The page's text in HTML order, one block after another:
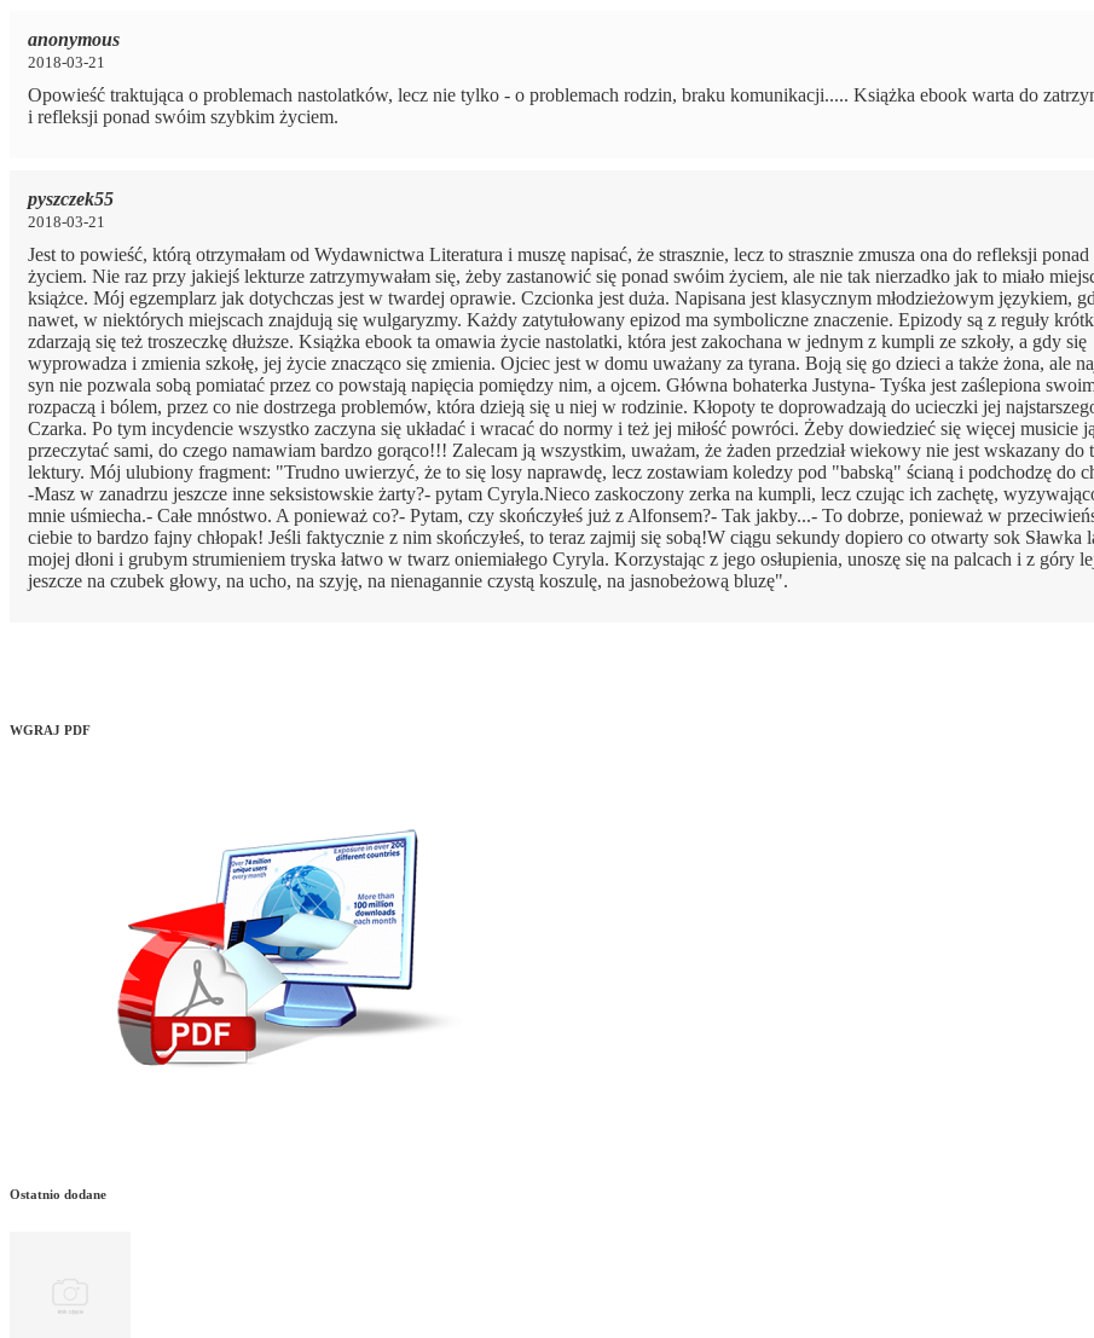
anonymous
2018-03-21
Opowieść traktująca o problemach nastolatków, lecz nie tylko - o problemach rodzin, braku komunikacji..... Książka ebook warta do
i refleksji ponad swóim szybkim życiem.
pyszczek55
2018-03-21
Jest to powieść, którą otrzymałam od Wydawnictwa Literatura i muszę napisać, że strasznie, lecz to strasznie zmusza ona do refleksji
życiem. Nie raz przy jakiejś lekturze zatrzymywałam się, żeby zastanowić się ponad swóim życiem, ale nie tak nierzadko jak to miało
książce. Mój egzemplarz jak dotychczas jest w twardej oprawie. Czcionka jest duża. Napisana jest klasycznym młodzieżowym językiem,
nawet, w niektórych miejscach znajdują się wulgaryzmy. Każdy zatytułowany epizod ma symboliczne znaczenie. Epizody są z reguły
zdarzają się też troszeczkę dłuższe. Książka ebook ta omawia życie nastolatki, która jest zakochana w jednym z kumpli ze szkoły, a gdy się
wyprowadza i zmienia szkołę, jej życie znacząco się zmienia. Ojciec jest w domu uważany za tyrana. Boją się go dzieci a także żona, ale
syn nie pozwala sobą pomiatać przez co powstają napięcia pomiędzy nim, a ojcem. Główna bohaterka Justyna- Tyśka jest zaślepiona
rozpaczą i bólem, przez co nie dostrzega problemów, która dzieją się u niej w rodzinie. Kłopoty te doprowadzają do ucieczki jej
Czarka. Po tym incydencie wszystko zaczyna się układać i wracać do normy i też jej miłość powróci. Żeby dowiedzieć się więcej musicie
przeczytać sami, do czego namawiam bardzo gorąco!!! Zalecam ją wszystkim, uważam, że żaden przedział wiekowy nie jest wskazany do
lektury. Mój ulubiony fragment: "Trudno uwierzyć, że to się losy naprawdę, lecz zostawiam koledzy pod "babską" ścianą i podchodzę do
-Masz w zanadrzu jeszcze inne seksistowskie żarty?- pytam Cyryla.Nieco zaskoczony zerka na kumpli, lecz czując ich zachętę,
mnie uśmiecha.- Całe mnóstwo. A ponieważ co?- Pytam, czy skończyłeś już z Alfonsem?- Tak jakby...- To dobrze, ponieważ w
ciebie to bardzo fajny chłopak! Jeśli faktycznie z nim skończyłeś, to teraz zajmij się sobą!W ciągu sekundy dopiero co otwarty sok Sławka
mojej dłoni i grubym strumieniem tryska łatwo w twarz oniemiałego Cyryla. Korzystając z jego osłupienia, unoszę się na palcach i z góry
jeszcze na czubek głowy, na ucho, na szyję, na nienagannie czystą koszulę, na jasnobeżową bluzę".
WGRAJ PDF
Ostatnio dodane